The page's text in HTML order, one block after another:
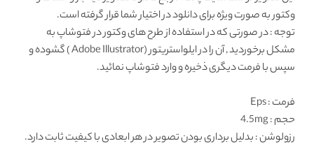
وکتور به صورت ویژه برای دانلود در اختیار شما قرار گرفته است.
توجه : در صورتی که در استفاده از طرح های وکتور در فتوشاپ به
مشکل برخوردید , آن را در ایلواستریتور (Adobe Illustrator ) گشوده و
سپس با فرمت دیگری ذخیره و وارد فتوشاپ نمائید.
فرمت: Eps
حجم : 4.5mg
رزولوشن: بدلیل برداری بودن تصویر در هر ابعادی با کیفیت ثابت دارد.